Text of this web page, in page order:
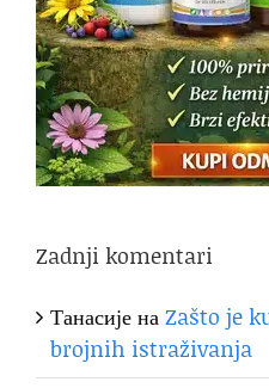
Zadnji komentari
ТанасијенаZašto je
brojnih istraživanja